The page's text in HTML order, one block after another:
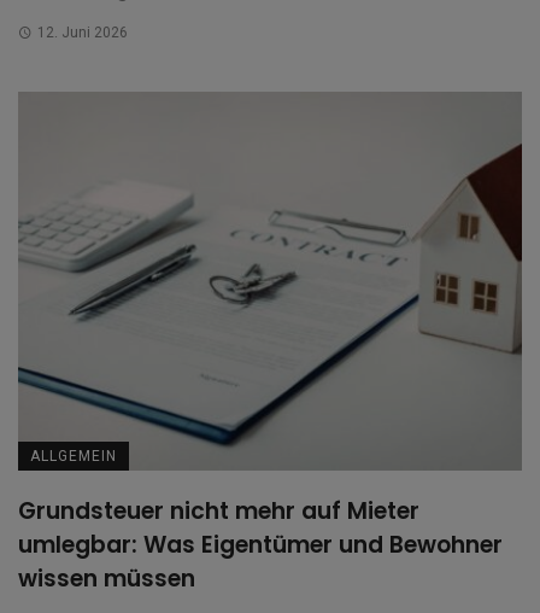
12. Juni 2026
ALLGEMEIN
Grundsteuer nicht mehr auf Mieter
umlegbar: Was Eigentümer und Bewohner
wissen müssen